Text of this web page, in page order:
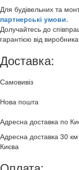
Для будівельних та
партнерські умови.
Долучайтесь до
гарантією від
Доставка:
Самовивіз
Нова пошта
Адресна доставка по
Адресна доставка 30 км
Києва